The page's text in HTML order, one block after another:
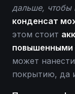
дальше, чтобы
конденсат
этом стоит
повышенными
может
покрытию, да